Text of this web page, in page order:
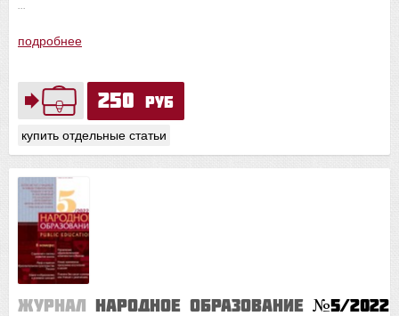
250 руб
купить отдельные статьи
подробнее
Журнал Народное образование №5/2022